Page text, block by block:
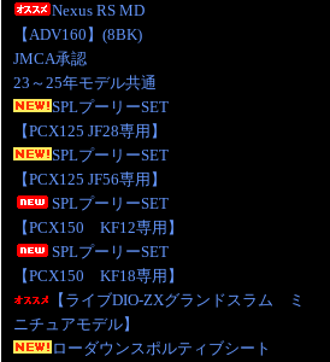
Nexus RS MD
【ADV160】(8BK)
JMCA承認
23～25年モデル共通
SPLプーリーSET
【PCX125 JF28専用】
SPLプーリーSET
【PCX125 JF56専用】
SPLプーリーSET
【PCX150 KF12専用】
SPLプーリーSET
【PCX150 KF18専用】
【ライブDIO-ZXグランドスラム ミ
ニチュアモデル】
ローダウンスポルティブシート